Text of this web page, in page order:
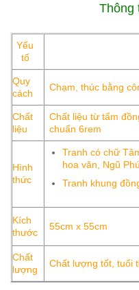
Thông
Yếu
tố
Quy
cách
Chạm, thúc bằng
Chất
liệu
Chất liệu từ tấm
chuẩn 6rem
Hình
thức
Tranh có chữ
hoa văn, Ngũ
Tranh khung
Kích
thước
55cm x 55cm
Chất
lượng
Chất lượng tốt, tuổi